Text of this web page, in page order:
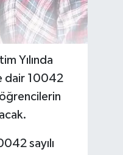
Yılında
dair 10042
sayılı